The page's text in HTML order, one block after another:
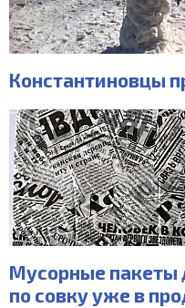
Константиновцы
Мусорные пакеты
по совку уже в